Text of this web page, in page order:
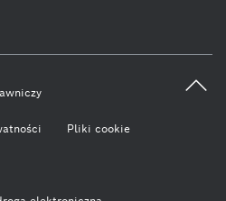
Pliki cookie